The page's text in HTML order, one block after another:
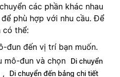
các phần khác nhau
phù hợp với nhu cầu. Để
có thể:
đun đến vị trí bạn muốn.
mô-đun và chọn
Di chuyển
, Di chuyển đến bảng chi tiết